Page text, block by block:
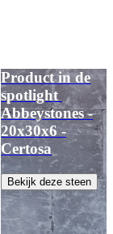
Product in de
spotlight
Abbeystones -
20x30x6 -
Certosa
Bekijk deze steen